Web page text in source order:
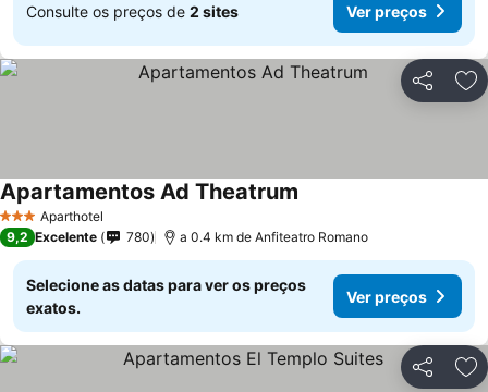
Consulte os preços de 2 sites Ver preços
Partilhar
3 EstrelasAparthotel
Apartamentos Ad Theatrum
9,2 Excelente 780 a 0.4 km de Anfiteatro Romano
Selecione as datas para ver os preços
exatos.
Ver preços
Partilhar